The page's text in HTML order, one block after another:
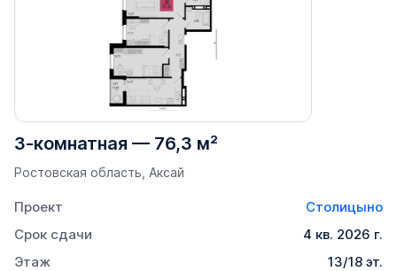
3-комнатная — 76,3 м²
Ростовская область, Аксай
Проект
Столицыно
Срок сдачи
4 кв. 2026 г.
Этаж
13/18 эт.